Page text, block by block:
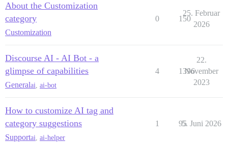
About the Customization
category
Customization
0 150
25. Februar
2026
Discourse AI - AI Bot - a
glimpse of capabilities
Generalai ai-bot
4 1396
22.
November
2023
How to customize AI tag and
category suggestions
Supportai ai-helper
1 95
5. Juni 2026